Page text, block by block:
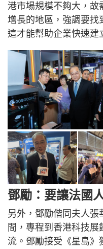
港市場規模不夠大，故
增長的地區，強調要找
這才能幫助企業快速建
鄧勵：要讓法國
另外，鄧勵偕同夫人張
間，專程到香港科技
流。鄧勵接受《星島》